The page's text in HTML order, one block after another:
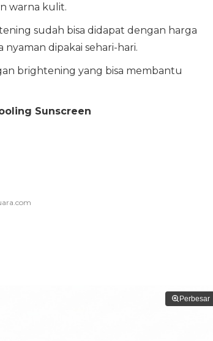
warna kulit.
sudah bisa didapat dengan harga
dipakai sehari-hari.
brightening yang bisa membantu
Sunscreen
Perbesar